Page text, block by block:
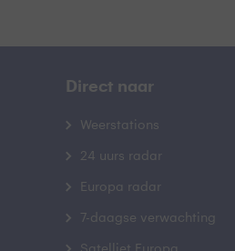
Direct naar
Weerstations
24 uurs radar
Europa radar
7-daagse verwachting